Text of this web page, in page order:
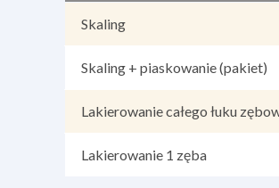
Skaling
Skaling + piaskowanie (pakiet)
Lakierowanie całego łuku
Lakierowanie 1 zęba